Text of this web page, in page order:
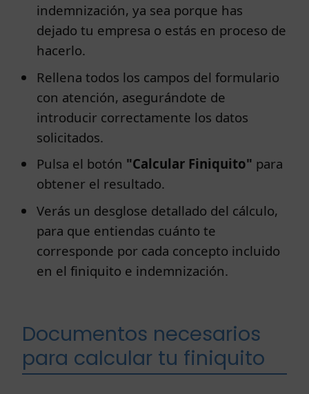
indemnización, ya sea porque has
dejado tu empresa o estás en proceso de
hacerlo.
Rellena todos los campos del formulario
con atención, asegurándote de
introducir correctamente los datos
solicitados.
Pulsa el botón "Calcular Finiquito" para
obtener el resultado.
Verás un desglose detallado del cálculo,
para que entiendas cuánto te
corresponde por cada concepto incluido
en el finiquito e indemnización.
Documentos necesarios
para calcular tu finiquito